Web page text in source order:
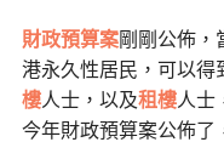
財政預算案剛剛公佈，
港永久性居民，可以得
樓人士，以及租樓人士
今年財政預算案公佈了